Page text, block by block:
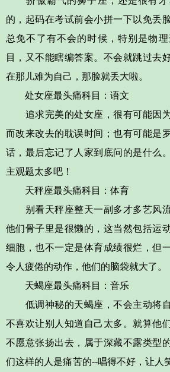
的，起码在考试前会小拼一下以免丢
总免不了有不会的时候，特别是物
目，又不能瞎编答案。不会就跳过去
在那儿难为自己，那脸就丢大啦。
处女座最头痛科目：语文
追求完美的处女座，很有可能因为
而改来改去的耽误时间；也有可能是
话，最后忘记了人家到底问的是什么
主观题太多吧！
天秤座最头痛科目：体育
别看天秤座整天一副多才多艺风流
他们骨子里是很懒的，这当然包括运
细胞，也不一定是体育成绩很烂，但
令人疲倦的动作，他们的脑袋就大了。
天蝎座最头痛科目：音乐
低调神秘的天蝎座，不会主动将
不喜欢让别人知道自己太多。就算他
不愿意张扬出去，属于深藏不露类型
们这样的人是痛苦的--唱得不好，让人